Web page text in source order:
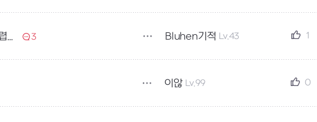
주간 ED 퀘스트 공급을 수정하십시오. 초보자에게는 매우 어렵습니다. 3 Bluhen기적 Lv.43 1
이않 Lv.99 0